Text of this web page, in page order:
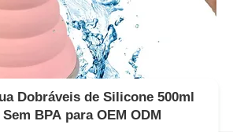
Dobráveis de Silicone 500ml
BPA para OEM ODM